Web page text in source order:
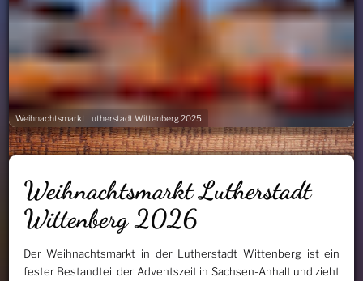
Weihnachtsmarkt Lutherstadt Wittenberg 2025
Weihnachtsmarkt Lutherstadt
Wittenberg 2026
Der Weihnachtsmarkt in der Lutherstadt Wittenberg ist ein
fester Bestandteil der Adventszeit in Sachsen-Anhalt und zieht